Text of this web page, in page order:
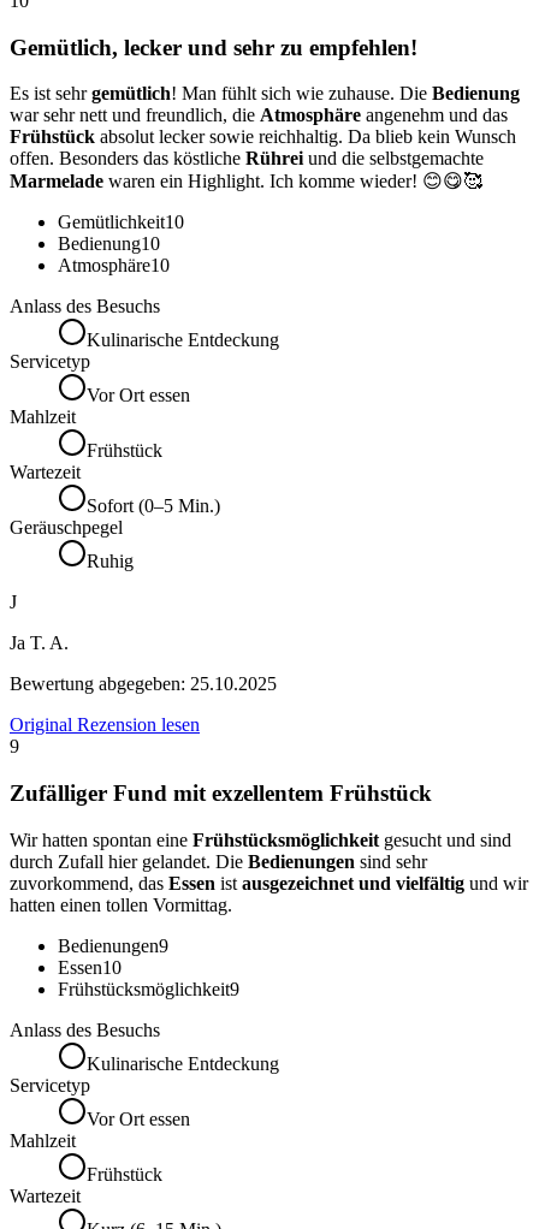
Gemütlich, lecker und sehr zu empfehlen!
Es ist sehrgemütlich! Man fühlt sich wie zuhause. Die Bedienung
war sehr nett und freundlich, die Atmosphäre angenehm und das
Frühstück absolut lecker sowie reichhaltig. Da blieb kein Wunsch
offen. Besonders das köstliche Rühreiund die selbstgemachte
Marmelade waren ein Highlight. Ich komme wieder! 😊😋🥰
Gemütlichkeit10
Bedienung10
Atmosphäre10
Anlass des Besuchs
Kulinarische Entdeckung
Servicetyp
Vor Ort essen
Mahlzeit
Frühstück
Wartezeit
Sofort (0–5 Min.)
Geräuschpegel
Ruhig
J
Ja T. A.
Bewertung abgegeben: 25.10.2025
Original Rezension lesen
9
Zufälliger Fund mit exzellentem Frühstück
Wir hatten spontan eine Frühstücksmöglichkeit gesucht und sind
durch Zufall hier gelandet. Die Bedienungen sind sehr
zuvorkommend, das Essen ist ausgezeichnet und vielfältig und wir
hatten einen tollen Vormittag.
Bedienungen9
Essen10
Frühstücksmöglichkeit9
Anlass des Besuchs
Kulinarische Entdeckung
Servicetyp
Vor Ort essen
Mahlzeit
Frühstück
Wartezeit